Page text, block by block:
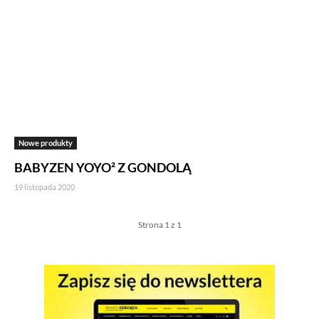
Nowe produkty
BABYZEN YOYO² Z GONDOLĄ
19 listopada 2020
Strona 1 z 1